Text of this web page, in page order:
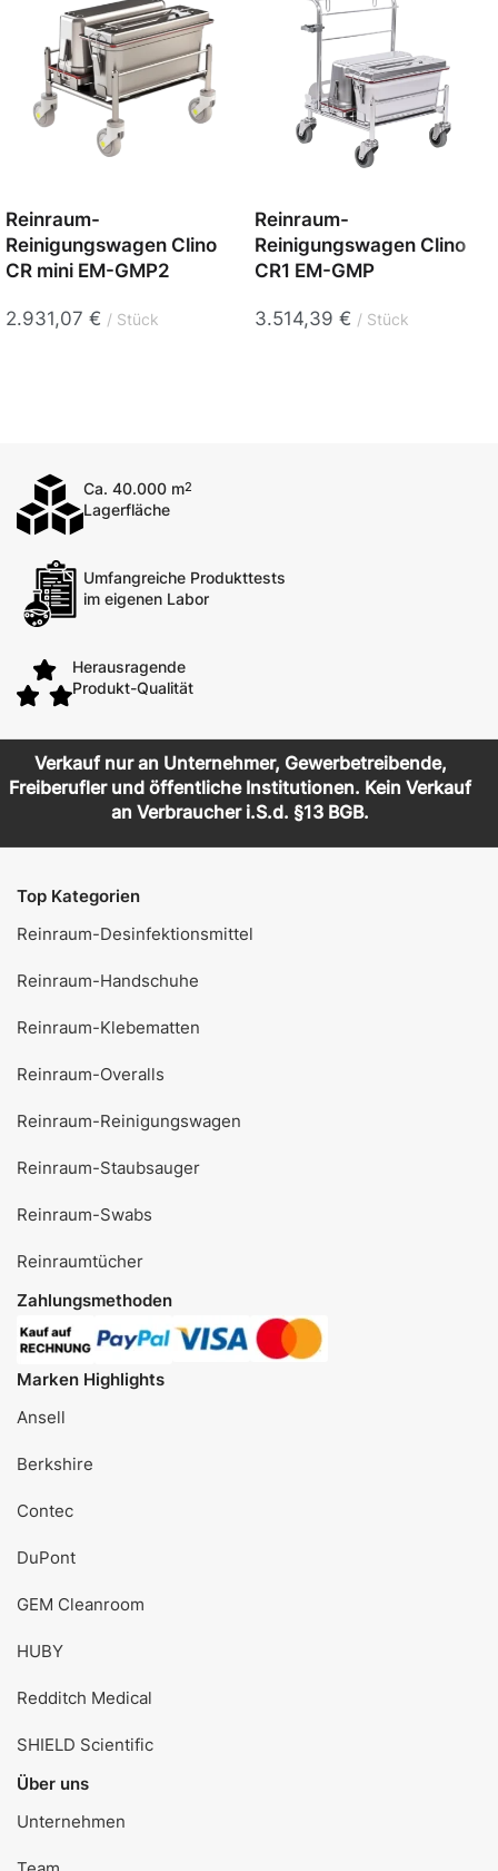
Reinraum-
Reinigungswagen Clino
CR mini EM-GMP2
2.931,07 € Stück
Reinraum-
Reinigungswagen Clino
CR1 EM-GMP
3.514,39 € Stück
Ca. 40.000 m2
Lagerfläche
Umfangreiche Produkttests
im eigenen Labor
Herausragende
Produkt-Qualität
Verkauf nur an Unternehmer, Gewerbetreibende,
Freiberufler und öffentliche Institutionen. Kein Verkauf
an Verbraucher i.S.d. §13 BGB.
Top Kategorien
Reinraum-Desinfektionsmittel
Reinraum-Handschuhe
Reinraum-Klebematten
Reinraum-Overalls
Reinraum-Reinigungswagen
Reinraum-Staubsauger
Reinraum-Swabs
Reinraumtücher
Zahlungsmethoden
Marken Highlights
Ansell
Berkshire
Contec
DuPont
GEM Cleanroom
HUBY
Redditch Medical
SHIELD Scientific
Über uns
Unternehmen